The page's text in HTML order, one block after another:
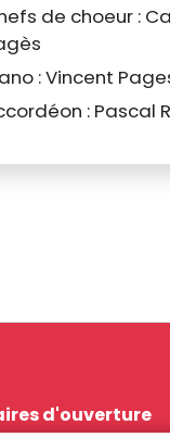
de choeur :
: Vincent
: Pascal
d'ouverture